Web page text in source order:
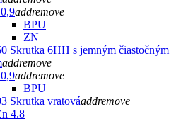
addremove
BPU
ZN
Skrutka 6HH s jemným čiastočným
addremove
addremove
BPU
Skrutka vratováaddremove
4.8